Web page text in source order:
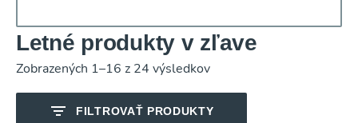
Letné produkty v zľave
Zobrazených 1–16 z 24 výsledkov
FILTROVAŤ PRODUKTY